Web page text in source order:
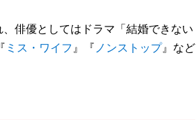
俳優としてはドラマ「結婚できない
ミス・ワイフ』『ノンストップ』など